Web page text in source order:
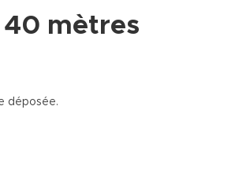
40 mètres
déposée.